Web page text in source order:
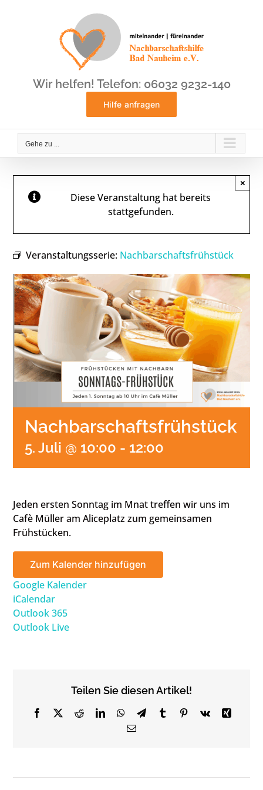
Wir helfen! Telefon: 06032 9232-140
Hilfe anfragen
Gehe zu ...
Diese Veranstaltung hat bereits
stattgefunden.
×
Veranstaltungsserie: Nachbarschaftsfrühstück
Nachbarschaftsfrühstück
5. Juli @ 10:00 - 12:00
Jeden ersten Sonntag im Mnat treffen wir uns im
Cafè Müller am Aliceplatz zum gemeinsamen
Frühstücken.
Zum Kalender hinzufügen
Google Kalender
iCalendar
Outlook 365
Outlook Live
Teilen Sie diesen Artikel!
Facebook
X RedditLinkedInWhatsApp
TelegramTumblrPinterest
Vk
Xing
Email